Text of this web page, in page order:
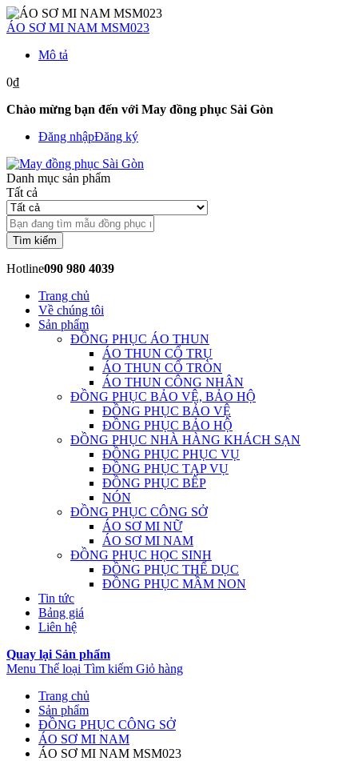
ÁO SƠ MI NAM MSM023
Mô tả
0₫
Chào mừng bạn đến với May đồng phục Sài Gòn
Đăng nhậpĐăng ký
Danh mục sản phẩm
Tất cả
Tìm kiếm
Hotline090 980 4039
Trang chủ
Về chúng tôi
Sản phẩm
ĐỒNG PHỤC ÁO THUN
ÁO THUN CỔ TRỤ
ÁO THUN CỔ TRÒN
ÁO THUN CÔNG NHÂN
ĐỒNG PHỤC BẢO VỆ, BẢO HỘ
ĐỒNG PHỤC BẢO VỆ
ĐỒNG PHỤC BẢO HỘ
ĐỒNG PHỤC NHÀ HÀNG KHÁCH SẠN
ĐỒNG PHỤC PHỤC VỤ
ĐỒNG PHỤC TẠP VỤ
ĐỒNG PHỤC BẾP
NÓN
ĐỒNG PHỤC CÔNG SỞ
ÁO SƠ MI NỮ
ÁO SƠ MI NAM
ĐỒNG PHỤC HỌC SINH
ĐỒNG PHỤC THỂ DỤC
ĐỒNG PHỤC MẦM NON
Tin tức
Bảng giá
Liên hệ
Quay lại Sản phẩm
Menu Thể loại Tìm kiếm Giỏ hàng
Trang chủ
Sản phẩm
ĐỒNG PHỤC CÔNG SỞ
ÁO SƠ MI NAM
ÁO SƠ MI NAM MSM023